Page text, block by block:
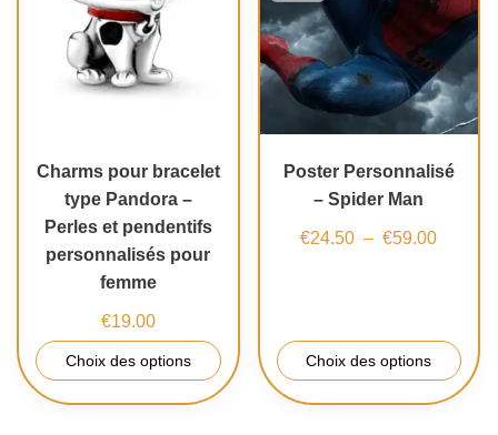
Charms pour bracelet
type Pandora –
Perles et pendentifs
personnalisés pour
femme
€19.00
Choix des options
Poster Personnalisé
– Spider Man
€24.50 – €59.00
Choix des options